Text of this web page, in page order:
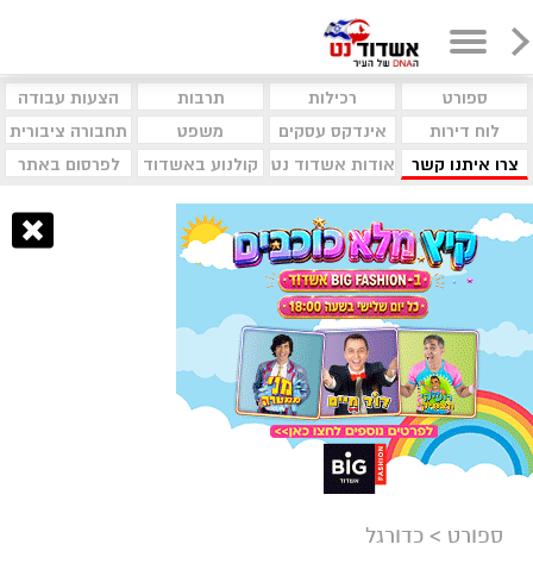
ספורט רכילות תרבות
הצעות עבודה
לוח דירות
אינדקס עסקים משפט
תחבורה ציבורית
צרו איתנו קשר
אודות אשדוד נט קולנוע באשדוד לפרסום באתר
ספורט > כדורגל